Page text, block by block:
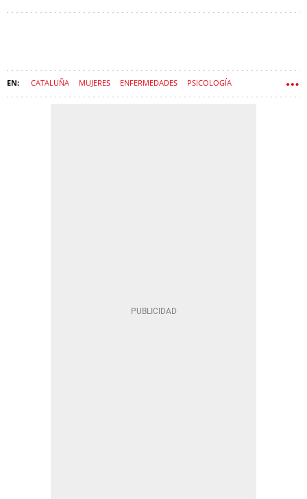
CATALUÑA MUJERES ENFERMEDADES PSICOLOGÍA